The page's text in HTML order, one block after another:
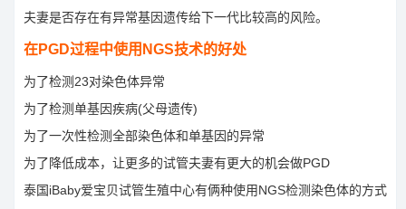
夫妻是否存在有异常基因遗传给下一代比较高的风险。
在PGD过程中使用NGS技术的好处
为了检测23对染色体异常
为了检测单基因疾病(父母遗传)
为了一次性检测全部染色体和单基因的异常
为了降低成本，让更多的试管夫妻有更大的机会做PGD
泰国iBaby爱宝贝试管生殖中心有俩种使用NGS检测染色体的方式